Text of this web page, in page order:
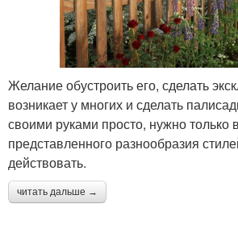
Желание обустроить его, сделать
возникает у многих и сделать
своими руками просто, нужно только
представленного разнообразия
действовать.
читать дальше →